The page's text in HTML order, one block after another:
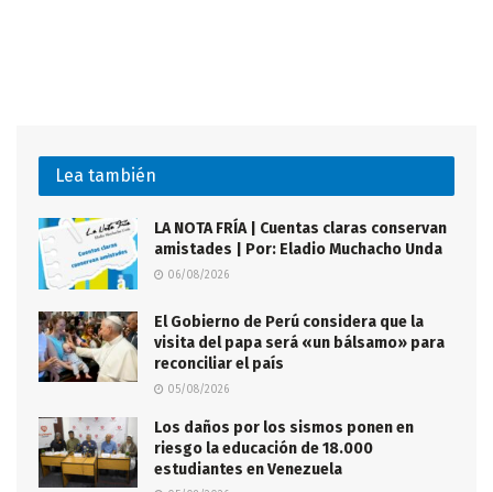
Lea también
LA NOTA FRÍA | Cuentas claras conservan
amistades | Por: Eladio Muchacho Unda
06/08/2026
El Gobierno de Perú considera que la
visita del papa será «un bálsamo» para
reconciliar el país
05/08/2026
Los daños por los sismos ponen en
riesgo la educación de 18.000
estudiantes en Venezuela